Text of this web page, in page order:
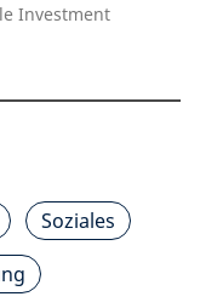
Investment
Soziales